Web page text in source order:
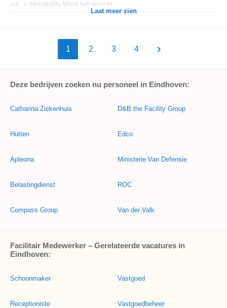
uur • Hospitality Word het gezicht...
Laat meer zien
1 2 3 4
Deze bedrijven zoeken nu personeel in Eindhoven:
Catharina Ziekenhuis
Hutten
Apleona
Belastingdienst
Compass Group
D&B the Facility Group
Edco
Ministerie Van Defensie
ROC
Van der Valk
Facilitair Medewerker – Gerelateerde vacatures in
Eindhoven:
Schoonmaker
Receptioniste
Vastgoed
Vastgoedbeheer